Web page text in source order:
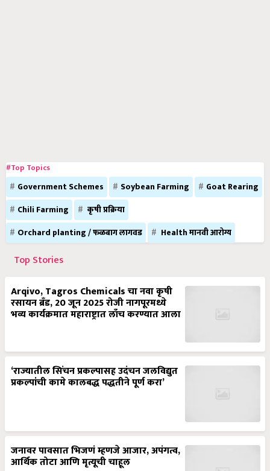
#Top Topics
Government Schemes Soybean Farming
Goat Rearing
Chili Farming
कृषी प्रक्रिया
Orchard planting / फळबाग लागवड
Health मानवी आरोग्य
Top Stories
Arqivo, Tagros Chemicals चा नवा कृषी
रसायन ब्रँड, 20 जून 2025 रोजी नागपूरमध्ये
भव्य कार्यक्रमात महाराष्ट्रात लाँच करण्यात आला
‘राज्यातील सिंचन प्रकल्पासह उदंचन जलविद्युत
प्रकल्पांची कामे कालबद्ध पद्धतीने पूर्ण करा’
जनावर पावसात भिजणं म्हणजे आजार, अपंगत्व,
आर्थिक तोटा आणि मृत्यूची चाहूल